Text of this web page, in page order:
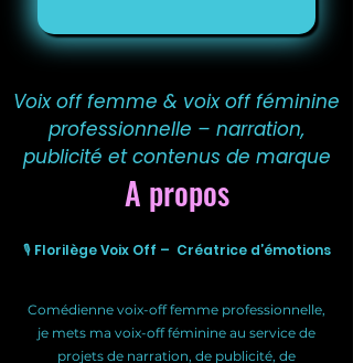
Voix off femme & voix off féminine
professionnelle – narration,
publicité et contenus de marque
A propos
🎙️ Florilège Voix Off – Créatrice d’émotions
Comédienne voix-off femme professionnelle,
je mets ma voix-off féminine au service de
projets de narration, de publicité, de